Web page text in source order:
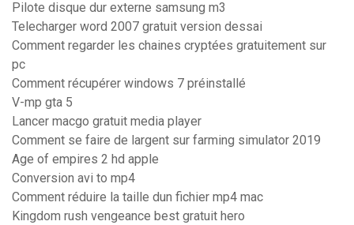
Pilote disque dur externe samsung m3
Telecharger word 2007 gratuit version dessai
Comment regarder les chaines cryptées gratuitement sur
pc
Comment récupérer windows 7 préinstallé
V-mp gta 5
Lancer macgo gratuit media player
Comment se faire de largent sur farming simulator 2019
Age of empires 2 hd apple
Conversion avi to mp4
Comment réduire la taille dun fichier mp4 mac
Kingdom rush vengeance best gratuit hero